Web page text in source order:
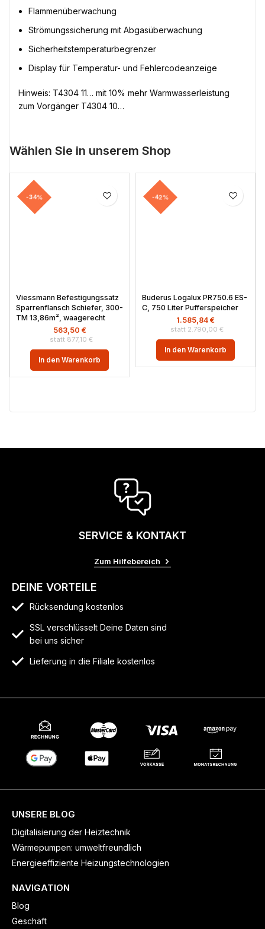
Flammenüberwachung
Strömungssicherung mit Abgasüberwachung
Sicherheitstemperaturbegrenzer
Display für Temperatur- und Fehlercodeanzeige
Hinweis: T4304 11… mit 10% mehr Warmwasserleistung
zum Vorgänger T4304 10…
Wählen Sie in unserem Shop
-34%
Viessmann Befestigungssatz
Sparrenflansch Schiefer, 300-
TM 13,86m², waagerecht
877,10 €
563,50 €
In den Warenkorb
-42%
Buderus Logalux PR750.6 ES-
C, 750 Liter Pufferspeicher
2.790,00 €
1.585,84 €
In den Warenkorb
SERVICE & KONTAKT
Zum Hilfebereich
DEINE VORTEILE
Rücksendung kostenlos
SSL verschlüsselt Deine Daten sind
bei uns sicher
Lieferung in die Filiale kostenlos
UNSERE BLOG
Digitalisierung der Heiztechnik
Wärmepumpen: umweltfreundlich
Energieeffiziente Heizungstechnologien
NAVIGATION
Blog
Geschäft